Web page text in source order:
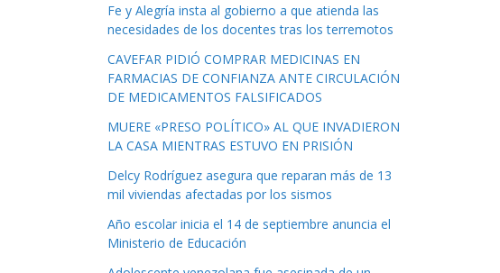
Fe y Alegría insta al gobierno a que atienda las
necesidades de los docentes tras los terremotos
CAVEFAR PIDIÓ COMPRAR MEDICINAS EN
FARMACIAS DE CONFIANZA ANTE CIRCULACIÓN
DE MEDICAMENTOS FALSIFICADOS
MUERE «PRESO POLÍTICO» AL QUE INVADIERON
LA CASA MIENTRAS ESTUVO EN PRISIÓN
Delcy Rodríguez asegura que reparan más de 13
mil viviendas afectadas por los sismos
Año escolar inicia el 14 de septiembre anuncia el
Ministerio de Educación